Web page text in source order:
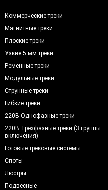
Коммерческие треки
Магнитные треки
Плоские треки
Узкие 5 мм треки
Ременные треки
Модульные треки
Струнные треки
Гибкие треки
220В Однофазные треки
220В Трехфазные треки (3 группы
включения)
Готовые трековые системы
Споты
Люстры
Подвесные